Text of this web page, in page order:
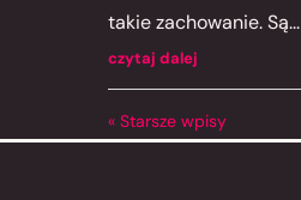
takie zachowanie. Są...
czytaj dalej
« Starsze wpisy